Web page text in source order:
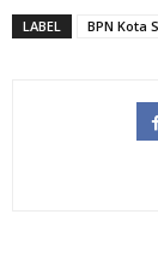
LABEL BPN Kota